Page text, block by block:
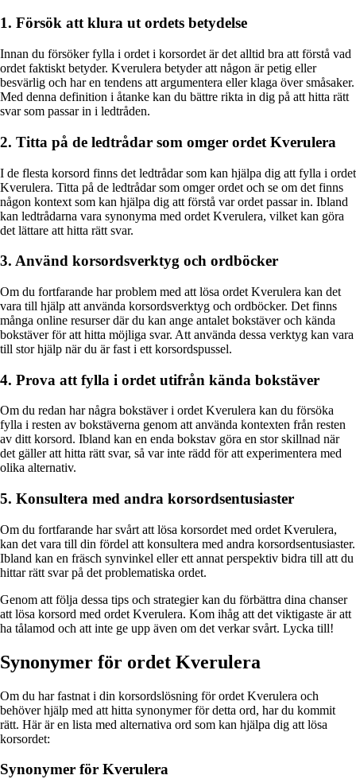
1. Försök att klura ut ordets betydelse
Innan du försöker fylla i ordet i korsordet är det alltid bra att förstå vad
ordet faktiskt betyder. Kverulera betyder att någon är petig eller
besvärlig och har en tendens att argumentera eller klaga över småsaker.
Med denna definition i åtanke kan du bättre rikta in dig på att hitta rätt
svar som passar in i ledtråden.
2. Titta på de ledtrådar som omger ordet Kverulera
I de flesta korsord finns det ledtrådar som kan hjälpa dig att fylla i ordet
Kverulera. Titta på de ledtrådar som omger ordet och se om det finns
någon kontext som kan hjälpa dig att förstå var ordet passar in. Ibland
kan ledtrådarna vara synonyma med ordet Kverulera, vilket kan göra
det lättare att hitta rätt svar.
3. Använd korsordsverktyg och ordböcker
Om du fortfarande har problem med att lösa ordet Kverulera kan det
vara till hjälp att använda korsordsverktyg och ordböcker. Det finns
många online resurser där du kan ange antalet bokstäver och kända
bokstäver för att hitta möjliga svar. Att använda dessa verktyg kan vara
till stor hjälp när du är fast i ett korsordspussel.
4. Prova att fylla i ordet utifrån kända bokstäver
Om du redan har några bokstäver i ordet Kverulera kan du försöka
fylla i resten av bokstäverna genom att använda kontexten från resten
av ditt korsord. Ibland kan en enda bokstav göra en stor skillnad när
det gäller att hitta rätt svar, så var inte rädd för att experimentera med
olika alternativ.
5. Konsultera med andra korsordsentusiaster
Om du fortfarande har svårt att lösa korsordet med ordet Kverulera,
kan det vara till din fördel att konsultera med andra korsordsentusiaster.
Ibland kan en fräsch synvinkel eller ett annat perspektiv bidra till att du
hittar rätt svar på det problematiska ordet.
Genom att följa dessa tips och strategier kan du förbättra dina chanser
att lösa korsord med ordet Kverulera. Kom ihåg att det viktigaste är att
ha tålamod och att inte ge upp även om det verkar svårt. Lycka till!
Synonymer för ordet Kverulera
Om du har fastnat i din korsordslösning för ordet Kverulera och
behöver hjälp med att hitta synonymer för detta ord, har du kommit
rätt. Här är en lista med alternativa ord som kan hjälpa dig att lösa
korsordet:
Synonymer för Kverulera